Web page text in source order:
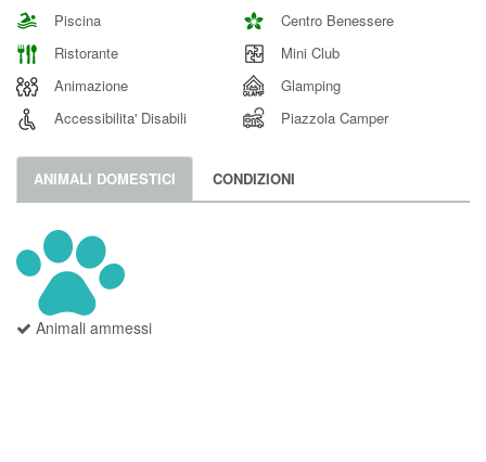
Piscina
Centro Benessere
Ristorante
Mini Club
Animazione
Glamping
Accessibilita' Disabili
Piazzola Camper
ANIMALI DOMESTICI CONDIZIONI
Animali ammessi